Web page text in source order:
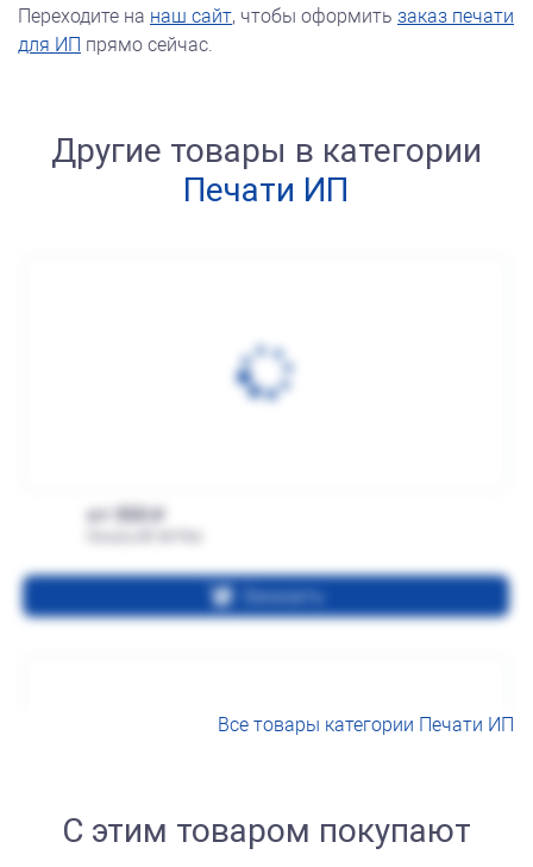
Переходите на наш сайт, чтобы оформить заказ печати
для ИП прямо сейчас.
Другие товары в категории
Печати ИП
от 550
Заказать
Все товары категории Печати ИП
С этим товаром покупают